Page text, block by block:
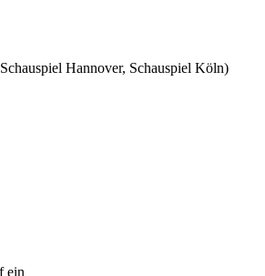
Hannover, Schauspiel Köln)
ein